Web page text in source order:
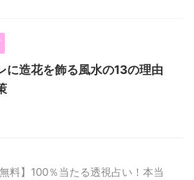
に造花を飾る風水の13の理由
無料】100％当たる透視占い！本当